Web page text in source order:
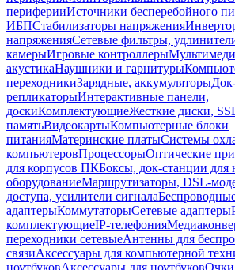
периферииИсточники бесперебойного
ИБПСтабилизаторы напряжения
напряженияСетевые фильтры,
камерыИгровые контроллеры
акустикаНаушники и гарнитуры
переходникиЗарядные, аккумуляторы
репликаторыИнтерактивные панели,
доскиКомплектующиеЖесткие диски,
памятьВидеокартыКомпьютерные блоки
питанияМатеринские платыСистемы
компьютеровПроцессорыОптические
для корпусов ПКБоксы, док-станции для
оборудованиеМаршрутизаторы, DSL-
доступа, усилители сигнала
адаптерыКоммутаторыСетевые адаптеры
комплектующиеIP-телефония
переходники сетевыеАнтенны для
связиАксессуары для компьютерной
ноутбуковАксессуары для ноутбуковОчки